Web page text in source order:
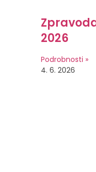
2026
Podrobnosti »
4. 6. 2026